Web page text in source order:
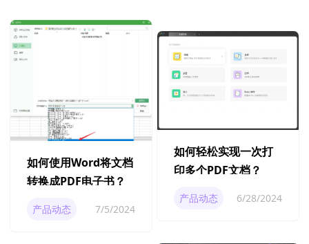
如何使用Word将文档
转换成PDF电子书？
产品动态 7/5/2024
如何轻松实现一次打
印多个PDF文档？
产品动态 6/28/2024